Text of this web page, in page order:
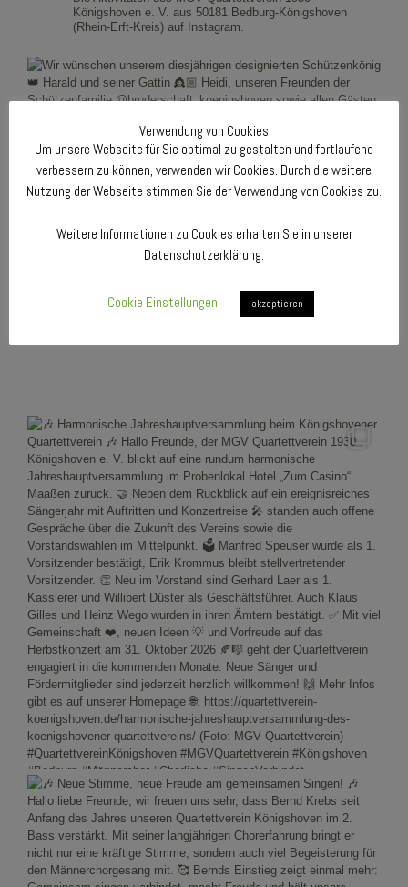
Königshoven e. V. aus 50181 Bedburg-Königshoven
(Rhein-Erft-Kreis) auf Instagram.
Verwendung von Cookies
Um unsere Webseite für Sie optimal zu gestalten und fortlaufend
verbessern zu können, verwenden wir Cookies. Durch die weitere
Nutzung der Webseite stimmen Sie der Verwendung von Cookies zu.
Weitere Informationen zu Cookies erhalten Sie in unserer
Datenschutzerklärung.
Cookie Einstellungen akzeptieren